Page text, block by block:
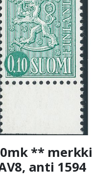
** merkki
anti 1594